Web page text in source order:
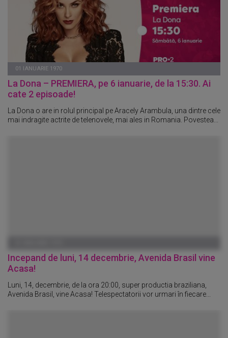
01 IANUARIE 1970
La Dona – PREMIERA, pe 6 ianuarie, de la 15:30. Ai
cate 2 episoade!
La Dona o are in rolul principal pe Aracely Arambula, una dintre cele
mai indragite actrite de telenovele, mai ales in Romania. Povestea...
Incepand de luni, 14 decembrie, Avenida Brasil vine
Acasa!
Luni, 14, decembrie, de la ora 20:00, super productia braziliana,
Avenida Brasil, vine Acasa! Telespectatorii vor urmari în fiecare...